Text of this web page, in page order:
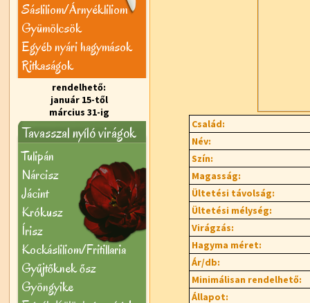
Sásliliom/Árnyékliliom
Gyümölcsök
Egyéb nyári hagymások
Ritkaságok
rendelhető:
január 15-től
március 31-ig
Tavasszal nyíló virágok
Tulipán
Nárcisz
Jácint
Krókusz
Írisz
Kockásliliom/Fritillaria
Gyűjtőknek ősz
Gyöngyike
Család:
Név:
Szín:
Magasság:
Ültetési távolság:
Ültetési mélység:
Virágzás:
Hagyma méret:
Ár/db:
Minimálisan rendelhető:
Állapot: